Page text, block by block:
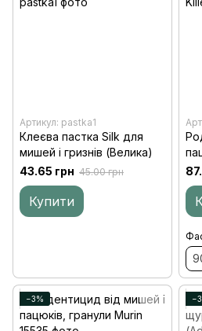
Артикул: pastka1
Клеєва пастка Silk для
мишей і гризнів (Велика)
43.65 грн 45.00 грн
Купити
−3%